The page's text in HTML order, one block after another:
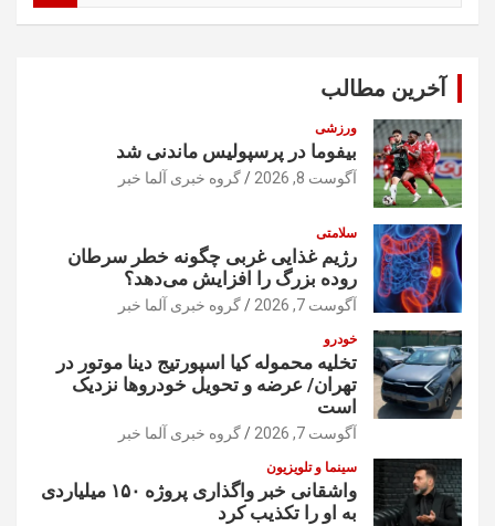
آخرین مطالب
ورزشی
بیفوما در پرسپولیس ماندنی شد
آگوست 8, 2026 گروه خبری آلما خبر
سلامتی
رژیم غذایی غربی چگونه خطر سرطان
روده بزرگ را افزایش می‌دهد؟
آگوست 7, 2026 گروه خبری آلما خبر
خودرو
تخلیه محموله کیا اسپورتیج دینا موتور در
تهران/ عرضه و تحویل خودروها نزدیک
است
آگوست 7, 2026 گروه خبری آلما خبر
سینما و تلویزیون
واشقانی خبر واگذاری پروژه ۱۵۰ میلیاردی
به او را تکذیب کرد